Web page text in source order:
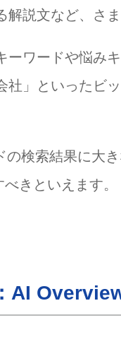
LLMO対策と
ない場合は？
説文など、さ
ーワードや悩み
」といったビ
検索結果に大
きといえます。
AI